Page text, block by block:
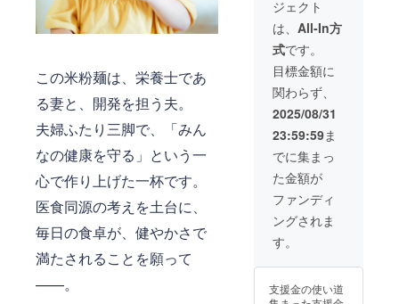
この米粉麺は、栄養士であ
る妻と、開発を担う夫。
夫婦ふたり三脚で、「みん
なの健康を守る」という一
心で作り上げた一杯です。
医食同源の考えを土台に、
毎日の食卓が、健やかさで
満たされることを願って
——。
てくだ
さい ・
原材
料：米
（特別
栽培
米、千
葉県柏
北海道
産 馬鈴
薯でん
粉
送料込
みのお
値段で
す。 ・
容量：1
袋あた
り120g
・賞味
期限：
製造後6
か月 ・
保存方
法：直
射日
光・高
温多湿
所にて
てくだ
ジェクト
は、 All-In方
式です。
目標金額に
関わらず、
2025/08/31
23:59:59ま
でに集まっ
た金額が
ファンディ
ングされま
す。
支援金の使い道